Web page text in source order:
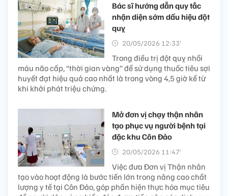
Bác sĩ hướng dẫn quy tắc
nhận diện sớm dấu hiệu đột
quỵ
20/05/2026 12:33’
Trong điều trị đột quỵ nhồi
máu não cấp, “thời gian vàng” để sử dụng thuốc tiêu sợi
huyết đạt hiệu quả cao nhất là trong vòng 4,5 giờ kể từ
khi khởi phát triệu chứng.
Mở đơn vị chạy thận nhân
tạo phục vụ người bệnh tại
đặc khu Côn Đảo
20/05/2026 11:47’
Việc đưa Đơn vị Thận nhân
tạo vào hoạt động là bước tiến lớn trong nâng cao chất
lượng y tế tại Côn Đảo, góp phần hiện thực hóa mục tiêu